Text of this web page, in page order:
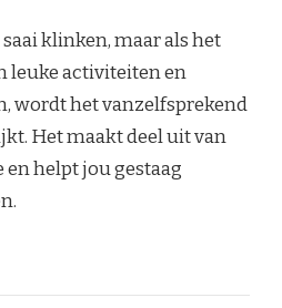
klinken, maar als het
leuke activiteiten en
wordt het vanzelfsprekend
Het maakt deel uit van
helpt jou gestaag